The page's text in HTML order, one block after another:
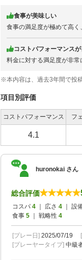
食事が美味しい
食事の満足度が極めて高く
コストパフォーマンス
料金に対する満足度が非常
※本内容は、過去3年間で投
項目別評価
コストパフォーマンス フ
4.1
huronokai さん
総合評価
コスパ 4 ｜ 広さ 4 ｜ 設
食事 5 ｜ 戦略性 4
[プレー日] 2025/07/19 [
[プレーヤータイプ] 中級